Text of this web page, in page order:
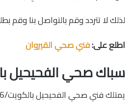
لذلك لا تتردد وقم بالتواصل بنا وقم
اطلع على:فني صحي القيروان
سباك صحي الفحيحيل
يمتلك فني صحي الفحيحيل بالكويت/60001486/سباك صحي الفحيحيل بالكويت العديد من المعدات.